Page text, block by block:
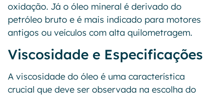
oxidação. Já o óleo mineral é derivado do
petróleo bruto e é mais indicado para motores
antigos ou veículos com alta quilometragem.
Viscosidade e Especificações
A viscosidade do óleo é uma característica
crucial que deve ser observada na escolha do